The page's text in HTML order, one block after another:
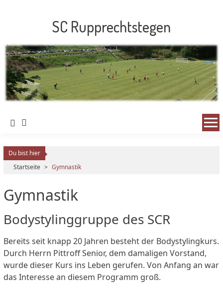
SC Rupprechtstegen
Du bist hier
Startseite > Gymnastik
Gymnastik
Bodystylinggruppe des SCR
Bereits seit knapp 20 Jahren besteht der Bodystylingkurs.
Durch Herrn Pittroff Senior, dem damaligen Vorstand,
wurde dieser Kurs ins Leben gerufen. Von Anfang an war
das Interesse an diesem Programm groß.